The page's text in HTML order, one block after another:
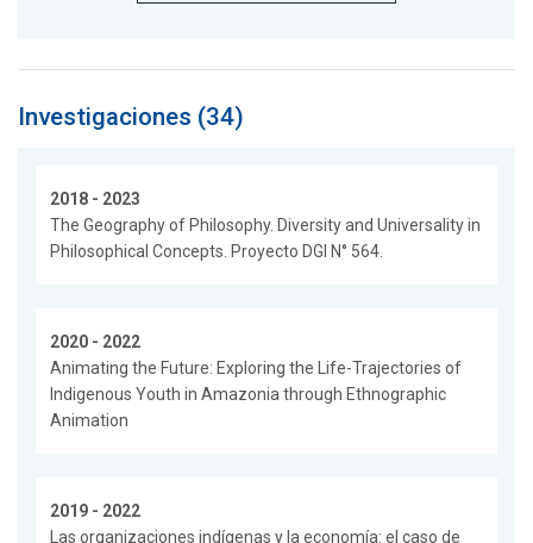
Investigaciones (34)
2018 - 2023
The Geography of Philosophy. Diversity and Universality in
Philosophical Concepts. Proyecto DGI N° 564.
2020 - 2022
Animating the Future: Exploring the Life-Trajectories of
Indigenous Youth in Amazonia through Ethnographic
Animation
2019 - 2022
Las organizaciones indígenas y la economía: el caso de